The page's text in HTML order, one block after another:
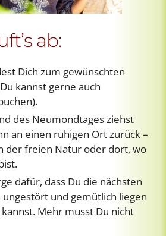
ab:
Dich zum gewünschten
kannst gerne auch
des Neumondtages ziehst
an einen ruhigen Ort zurück –
der freien Natur oder dort, wo
dafür, dass Du die nächsten
und gemütlich liegen
Mehr musst Du nicht